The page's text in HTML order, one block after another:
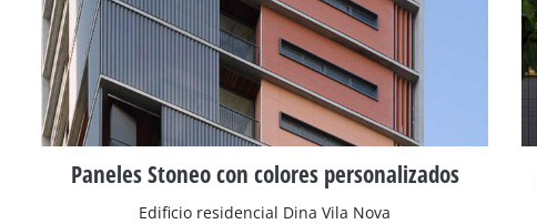
Paneles Stoneo con colores personalizados
Edificio residencial Dina Vila Nova